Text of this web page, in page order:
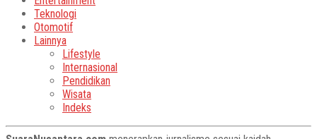
Teknologi
Otomotif
Lainnya
Lifestyle
Internasional
Pendidikan
Wisata
Indeks